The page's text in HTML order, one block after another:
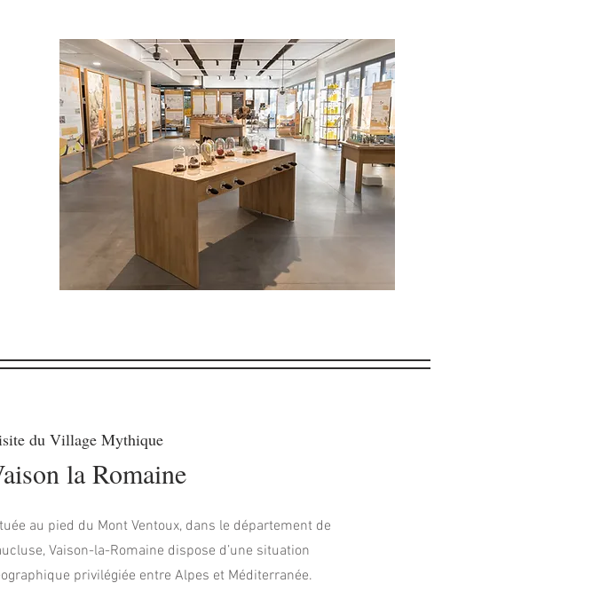
du Village Mythique
la Romaine
au pied du Mont Ventoux, dans le département de
Vaison-la-Romaine dispose d’une situation
privilégiée entre Alpes et Méditerranée.